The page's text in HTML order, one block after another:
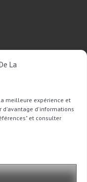
La
meilleure expérience et
d'avantage d'informations
et consulter